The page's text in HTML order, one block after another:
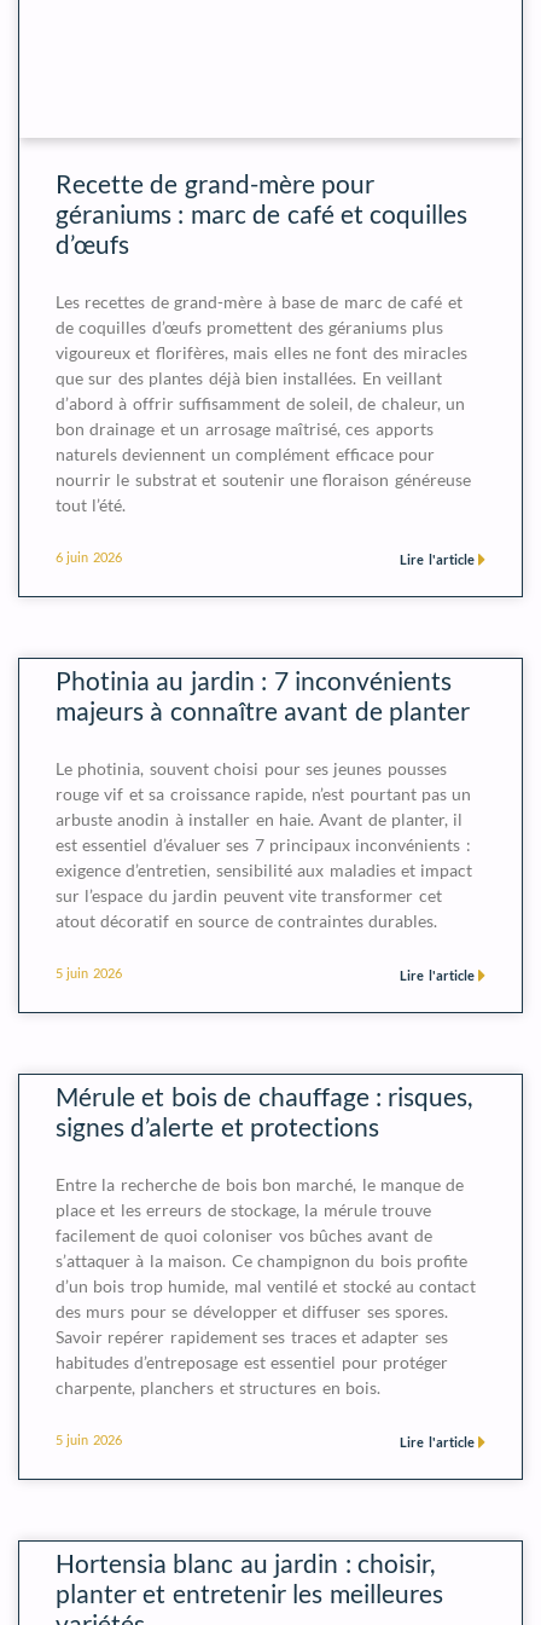
Recette de grand-mère pour
géraniums : marc de café et coquilles
d’œufs
Les recettes de grand-mère à base de marc de café et
de coquilles d’œufs promettent des géraniums plus
vigoureux et florifères, mais elles ne font des miracles
que sur des plantes déjà bien installées. En veillant
d’abord à offrir suffisamment de soleil, de chaleur, un
bon drainage et un arrosage maîtrisé, ces apports
naturels deviennent un complément efficace pour
nourrir le substrat et soutenir une floraison généreuse
tout l’été.
Lire l'article
6 juin 2026
Photinia au jardin : 7 inconvénients
majeurs à connaître avant de planter
Le photinia, souvent choisi pour ses jeunes pousses
rouge vif et sa croissance rapide, n’est pourtant pas un
arbuste anodin à installer en haie. Avant de planter, il
est essentiel d’évaluer ses 7 principaux inconvénients :
exigence d’entretien, sensibilité aux maladies et impact
sur l’espace du jardin peuvent vite transformer cet
atout décoratif en source de contraintes durables.
Lire l'article
5 juin 2026
Mérule et bois de chauffage : risques,
signes d’alerte et protections
Entre la recherche de bois bon marché, le manque de
place et les erreurs de stockage, la mérule trouve
facilement de quoi coloniser vos bûches avant de
s’attaquer à la maison. Ce champignon du bois profite
d’un bois trop humide, mal ventilé et stocké au contact
des murs pour se développer et diffuser ses spores.
Savoir repérer rapidement ses traces et adapter ses
habitudes d’entreposage est essentiel pour protéger
charpente, planchers et structures en bois.
Lire l'article
5 juin 2026
Hortensia blanc au jardin : choisir,
planter et entretenir les meilleures